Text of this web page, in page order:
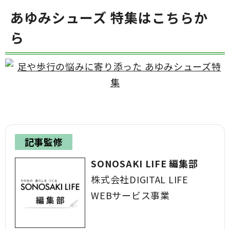
あゆみシューズ 特集はこちらか
ら
記事監修
SONOSAKI LIFE 編集部
株式会社DIGITAL LIFE
WEBサービス事業